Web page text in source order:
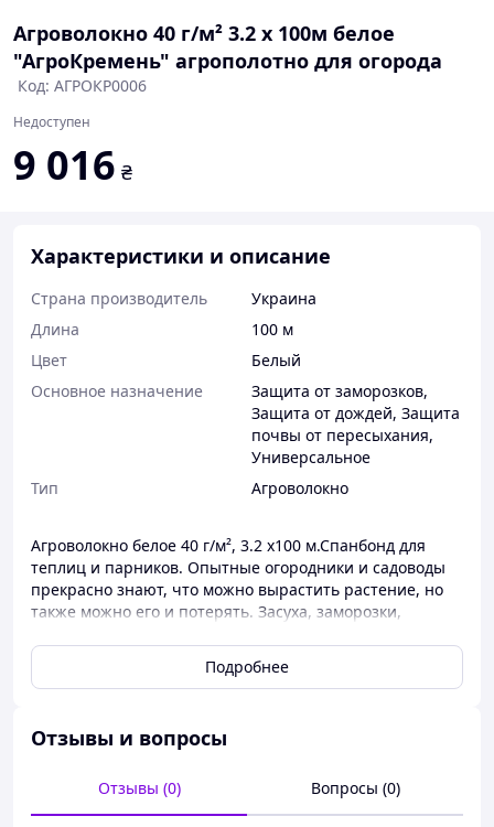
Агроволокно 40 г/м² 3.2 х 100м белое
"АгроКремень" агрополотно для огорода
Код: АГРОКР0006
Недоступен
9 016 ₴
Характеристики и описание
Страна производитель
Украина
Длина
100 м
Цвет
Белый
Основное назначение
Защита от заморозков,
Защита от дождей, Защита
почвы от пересыхания,
Универсальное
Тип
Агроволокно
Агроволокно белое 40 г/м², 3.2 х100 м.Спанбонд для
теплиц и парников. Опытные огородники и садоводы
прекрасно знают, что можно вырастить растение, но
также можно его и потерять. Засуха, заморозки,
все эти факторы отрицательно влияют на рассаду и
взрослые растения. Агроволокно по своему прямому
накрытия . Благодаря своим свойствам и текстуре
обеспечивает растения кислородом, влагой и светом
ровно в том количестве, которого будет вполне
Подробнее
Отзывы и вопросы
Отзывы (0) Вопросы (0)